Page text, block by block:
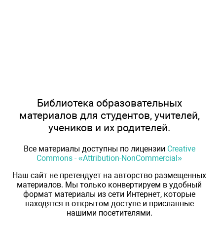
Библиотека образовательных
материалов для студентов, учителей,
учеников и их родителей.
Все материалы доступны по лицензии Creative
Commons - «Attribution-NonCommercial»
Наш сайт не претендует на авторство размещенных
материалов. Мы только конвертируем в удобный
формат материалы из сети Интернет, которые
находятся в открытом доступе и присланные
нашими посетителями.